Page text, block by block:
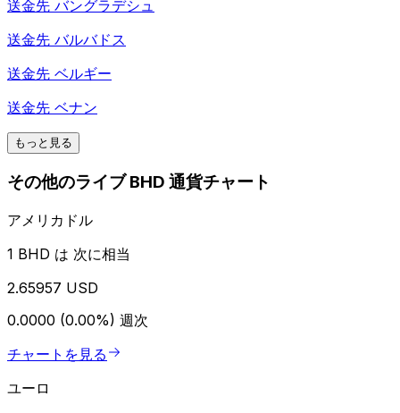
送金先 バングラデシュ
送金先 バルバドス
送金先 ベルギー
送金先 ベナン
もっと見る
その他のライブ BHD 通貨チャート
アメリカドル
1 BHD は 次に相当
2.65957 USD
0.0000 (0.00%) 週次
チャートを見る
ユーロ